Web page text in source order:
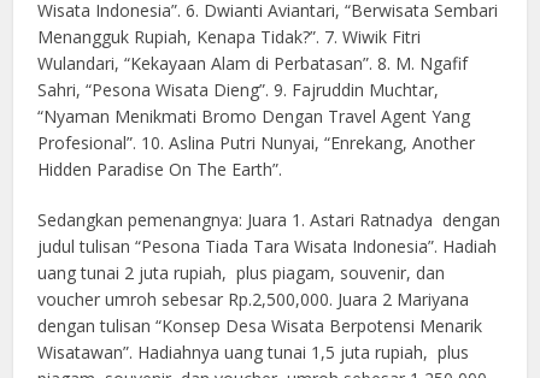
Wisata Indonesia”. 6. Dwianti Aviantari, “Berwisata Sembari
Menangguk Rupiah, Kenapa Tidak?”. 7. Wiwik Fitri
Wulandari, “Kekayaan Alam di Perbatasan”. 8. M. Ngafif
Sahri, “Pesona Wisata Dieng”. 9. Fajruddin Muchtar,
“Nyaman Menikmati Bromo Dengan Travel Agent Yang
Profesional”. 10. Aslina Putri Nunyai, “Enrekang, Another
Hidden Paradise On The Earth”.
Sedangkan pemenangnya: Juara 1. Astari Ratnadya dengan
judul tulisan “Pesona Tiada Tara Wisata Indonesia”. Hadiah
uang tunai 2 juta rupiah, plus piagam, souvenir, dan
voucher umroh sebesar Rp.2,500,000. Juara 2 Mariyana
dengan tulisan “Konsep Desa Wisata Berpotensi Menarik
Wisatawan”. Hadiahnya uang tunai 1,5 juta rupiah, plus